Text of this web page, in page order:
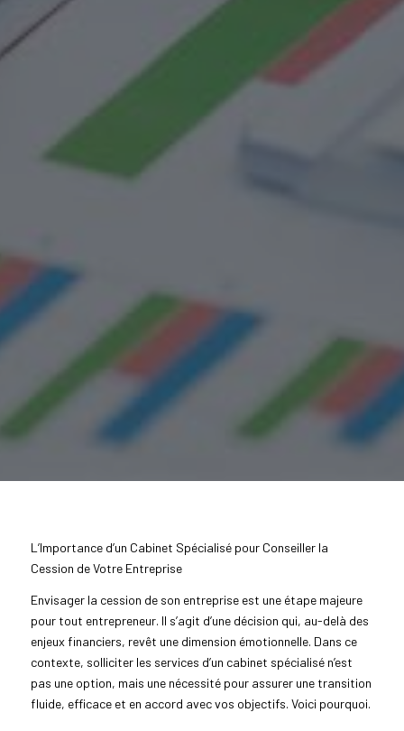
L’Importance d’un Cabinet Spécialisé pour Conseiller la
Cession de Votre Entreprise
Envisager la cession de son entreprise est une étape majeure
pour tout entrepreneur. Il s’agit d’une décision qui, au-delà des
enjeux financiers, revêt une dimension émotionnelle. Dans ce
contexte, solliciter les services d’un cabinet spécialisé n’est
pas une option, mais une nécessité pour assurer une transition
fluide, efficace et en accord avec vos objectifs. Voici pourquoi.